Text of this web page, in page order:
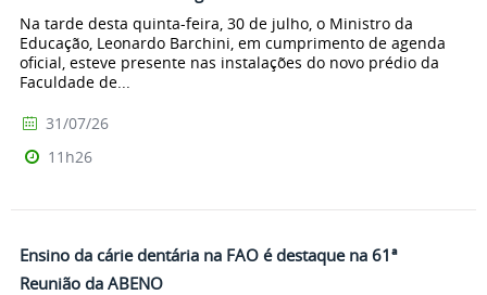
Na tarde desta quinta-feira, 30 de julho, o Ministro da
Educação, Leonardo Barchini, em cumprimento de agenda
oficial, esteve presente nas instalações do novo prédio da
Faculdade de...
31/07/26
11h26
Ensino da cárie dentária na FAO é destaque na 61ª
Reunião da ABENO